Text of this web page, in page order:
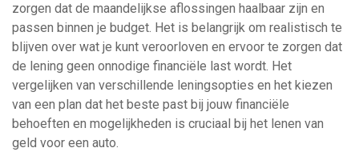
zorgen dat de maandelijkse aflossingen haalbaar zijn en
passen binnen je budget. Het is belangrijk om realistisch te
blijven over wat je kunt veroorloven en ervoor te zorgen dat
de lening geen onnodige financiële last wordt. Het
vergelijken van verschillende leningsopties en het kiezen
van een plan dat het beste past bij jouw financiële
behoeften en mogelijkheden is cruciaal bij het lenen van
geld voor een auto.